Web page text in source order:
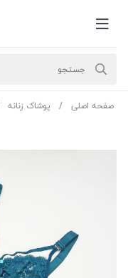
صفحه اصلی پوشاک زنانه